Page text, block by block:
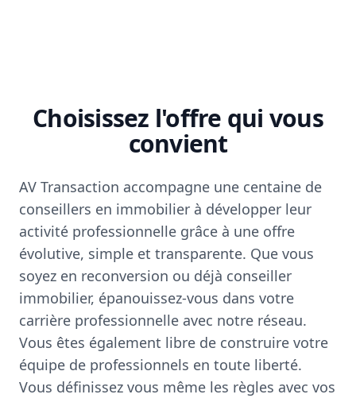
Choisissez l'offre qui vous
convient
AV Transaction accompagne une centaine de
conseillers en immobilier à développer leur
activité professionnelle grâce à une offre
évolutive, simple et transparente. Que vous
soyez en reconversion ou déjà conseiller
immobilier, épanouissez-vous dans votre
carrière professionnelle avec notre réseau.
Vous êtes également libre de construire votre
équipe de professionnels en toute liberté.
Vous définissez vous même les règles avec vos